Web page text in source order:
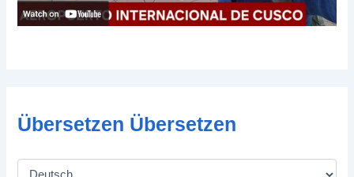
Übersetzen Übersetzen